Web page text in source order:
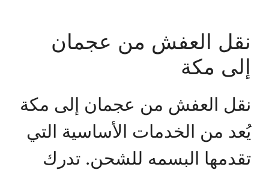
نقل العفش من عجمان
إلى مكة
نقل العفش من عجمان إلى مكة
يُعد من الخدمات الأساسية التي
تقدمها البسمه للشحن. تدرك